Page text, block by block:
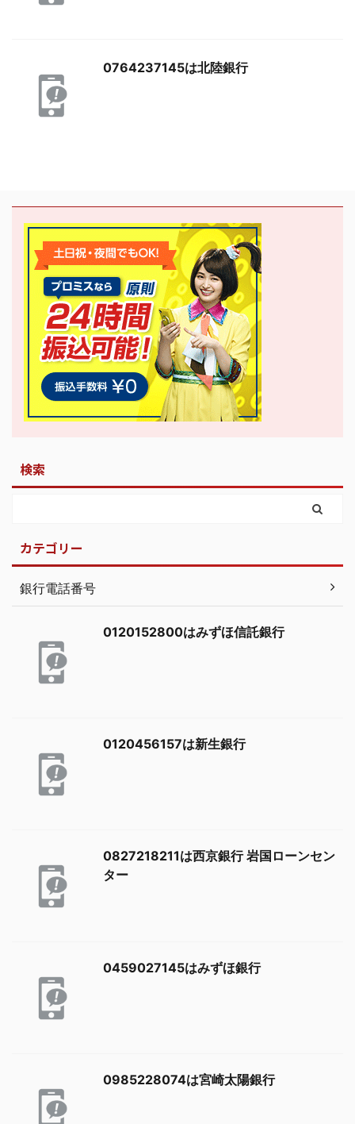
0764237145は北陸銀行
検索
カテゴリー
銀行電話番号
0120152800はみずほ信託銀行
0120456157は新生銀行
0827218211は西京銀行 岩国ローンセン
ター
0459027145はみずほ銀行
0985228074は宮崎太陽銀行